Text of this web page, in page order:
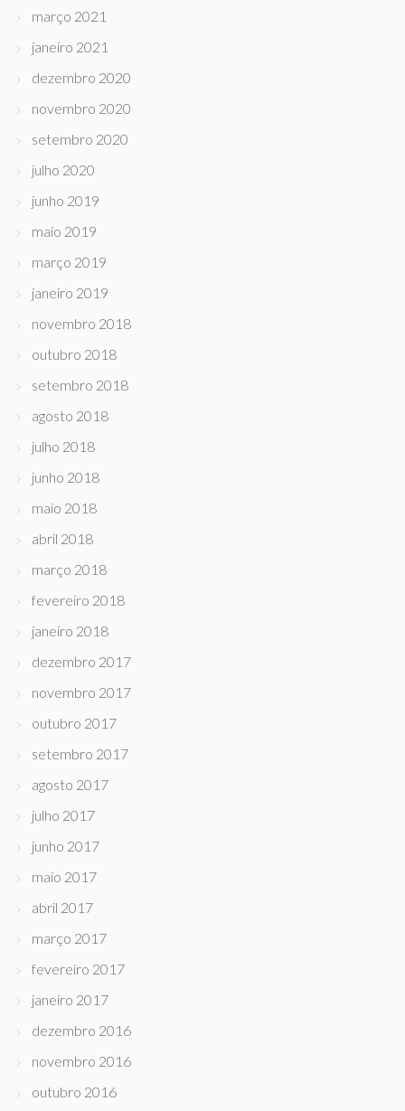
março 2021
janeiro 2021
dezembro 2020
novembro 2020
setembro 2020
julho 2020
junho 2019
maio 2019
março 2019
janeiro 2019
novembro 2018
outubro 2018
setembro 2018
agosto 2018
julho 2018
junho 2018
maio 2018
abril 2018
março 2018
fevereiro 2018
janeiro 2018
dezembro 2017
novembro 2017
outubro 2017
setembro 2017
agosto 2017
julho 2017
junho 2017
maio 2017
abril 2017
março 2017
fevereiro 2017
janeiro 2017
dezembro 2016
novembro 2016
outubro 2016